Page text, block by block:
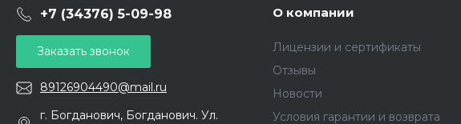
+7 (34376) 5-09-98
Заказать звонок
89126904490@mail.ru
г. Богданович, Богданович. Ул.
О компании
Лицензии и сертификаты
Отзывы
Новости
Условия гарантии и возврата